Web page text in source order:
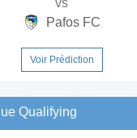
Pafos FC
Voir Prédiction
Qualifying